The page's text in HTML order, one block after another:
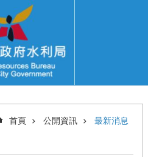
首頁 公開資訊 最新消息